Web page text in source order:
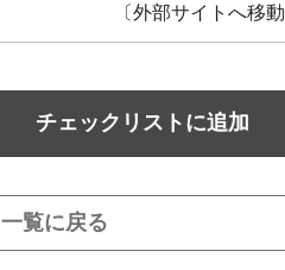
〔外部サイトへ移
チェックリストに追加
一覧に戻る